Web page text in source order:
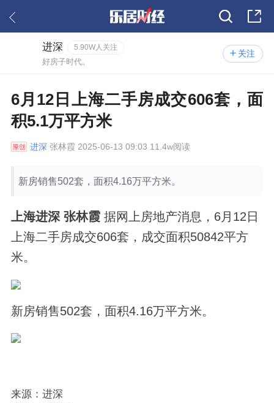
关注
进深 5.90W人关注
好房子时代。
6月12日上海二手房成交606套，面
积5.1万平方米
进深 张林霞 2025-06-13 09:03 11.4w阅读
新房销售502套，面积4.16万平方米。
上海进深 张林霞据网上房地产消息，6月12日
上海二手房成交606套，成交面积50842平方
米。
新房销售502套，面积4.16万平方米。
来源：进深